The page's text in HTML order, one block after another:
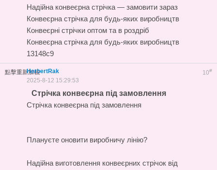
Надійна конвеєрна стрічка — замовити зараз
Конвеєрна стрічка для будь-яких виробництв
Конвеєрні стрічки оптом та в роздріб
Конвеєрна стрічка для будь-яких виробництв
13148c9
點擊重新加載 10#
HerbertRak
2025-8-12 15:29:53
Стрічка конвеєрна під замовлення
Стрічка конвеєрна під замовлення
Плануєте оновити виробничу лінію?
Надійна виготовлення конвеєрних стрічок від